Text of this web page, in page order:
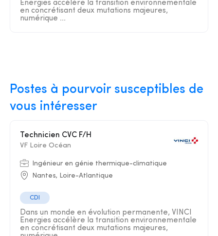
Energies accélère la transition environnementale
en concrétisant deux mutations majeures,
numérique ...
Postes à pourvoir susceptibles de
vous intéresser
Technicien CVC F/H
VF Loire Océan
Ingénieur en génie thermique-climatique
Nantes, Loire-Atlantique
CDI
Dans un monde en évolution permanente, VINCI
Energies accélère la transition environnementale
en concrétisant deux mutations majeures,